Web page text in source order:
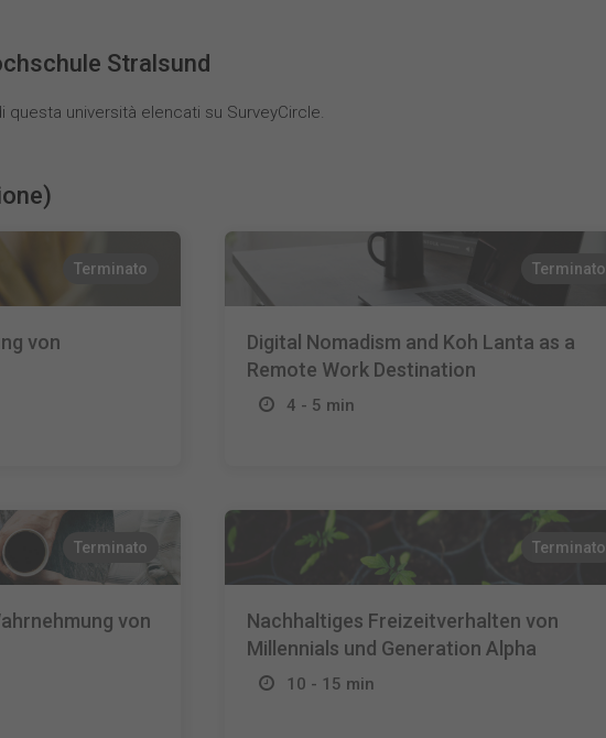
Stralsund
università elencati su SurveyCircle.
Terminato
von
Terminato
Digital Nomadism and Koh Lanta as a
Remote Work Destination
4 - 5 min
Terminato
von
Terminato
Nachhaltiges Freizeitverhalten von
Millennials und Generation Alpha
10 - 15 min